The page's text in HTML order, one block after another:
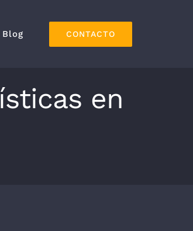
Blog CONTACTO
en